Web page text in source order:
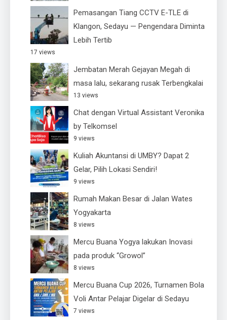
Pemasangan Tiang CCTV E-TLE di
Klangon, Sedayu — Pengendara Diminta
Lebih Tertib
17 views
Jembatan Merah Gejayan Megah di
masa lalu, sekarang rusak Terbengkalai
13 views
Chat dengan Virtual Assistant Veronika
by Telkomsel
9 views
Kuliah Akuntansi di UMBY? Dapat 2
Gelar, Pilih Lokasi Sendiri!
9 views
Rumah Makan Besar di Jalan Wates
Yogyakarta
8 views
Mercu Buana Yogya lakukan Inovasi
pada produk “Growol”
8 views
Mercu Buana Cup 2026, Turnamen Bola
Voli Antar Pelajar Digelar di Sedayu
7 views